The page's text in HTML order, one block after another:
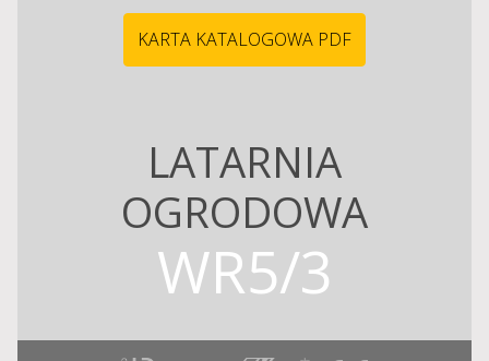
KARTA KATALOGOWA PDF
LATARNIA
OGRODOWA
WR5/3